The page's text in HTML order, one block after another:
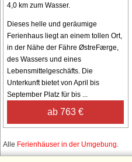
4,0 km zum Wasser.
Dieses helle und geräumige
Ferienhaus liegt an einem tollen Ort,
in der Nähe der Fähre ØstreFærge,
des Wassers und eines
Lebensmittelgeschäfts. Die
Unterkunft bietet von April bis
September Platz für bis ...
ab 763 €
Alle Ferienhäuser in der Umgebung.